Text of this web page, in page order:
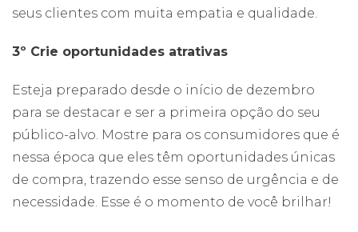
seus clientes com muita empatia e qualidade.
3º Crie oportunidades atrativas
Esteja preparado desde o início de dezembro
para se destacar e ser a primeira opção do seu
público-alvo. Mostre para os consumidores que é
nessa época que eles têm oportunidades únicas
de compra, trazendo esse senso de urgência e de
necessidade. Esse é o momento de você brilhar!